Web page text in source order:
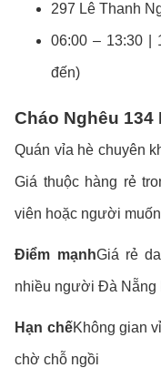
297 Lê Thanh
06:00 – 13:30 |
đến)
Cháo Nghêu
Quán vỉa hè chuyên
Giá thuộc hàng rẻ
viên hoặc người
Điểm mạnhGiá rẻ
nhiều người Đà Nẵng
Hạn chếKhông gian
chờ chỗ ngồi